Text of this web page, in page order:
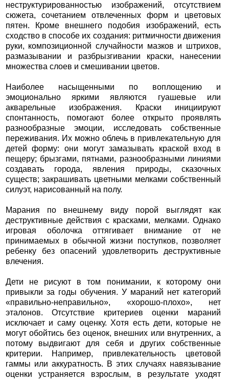
неструктурированностью изображений, отсутствием
сюжета, сочетанием отвлеченных форм и цветовых
пятен. Кроме внешнего подобия изображений, есть
сходство в способе их создания: ритмичности движения
руки, композиционной случайности мазков и штрихов,
размазывании и разбрызгивании краски, нанесении
множества слоев и смешивании цветов.
Наиболее насыщенными по воплощению и
эмоционально яркими являются гуашевые или
акварельные изображения. Краски инициируют
спонтанность, помогают более открыто проявлять
разнообразные эмоции, исследовать собственные
переживания. Их можно облечь в привлекательную для
детей форму: они могут замазывать краской вход в
пещеру; брызгами, пятнами, разнообразными линиями
создавать города, явления природы, сказочных
существ; закрашивать цветными мелками собственный
силуэт, нарисованный на полу.
Марания по внешнему виду порой выглядят как
деструктивные действия с красками, мелками. Однако
игровая оболочка оттягивает внимание от не
принимаемых в обычной жизни поступков, позволяет
ребенку без опасений удовлетворить деструктивные
влечения.
Дети не рисуют в том понимании, к которому они
привыкли за годы обучения. У мараний нет категорий
«правильно-неправильно», «хорошо-плохо», нет
эталонов. Отсутствие критериев оценки мараний
исключает и саму оценку. Хотя есть дети, которые не
могут обойтись без оценок, внешних или внутренних, а
потому выдвигают для себя и других собственные
критерии. Например, привлекательность цветовой
гаммы или аккуратность. В этих случаях навязывание
оценки устраняется взрослым, в результате уходят